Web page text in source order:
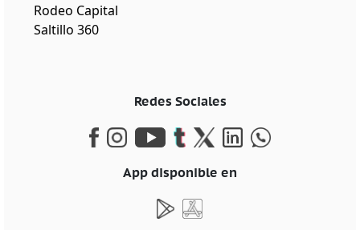
Rodeo Capital
Saltillo 360
Redes Sociales
App disponible en